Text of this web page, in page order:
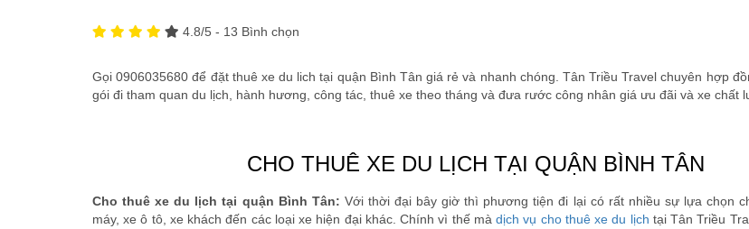
4.8/5 - 13 Bình chọn
Gọi 0906035680 để đặt thuê xe du lich tại quận Bình Tân giá rẻ và nhanh chóng. Tân Triều Travel chuyên hợp
gói đi tham quan du lịch, hành hương, công tác, thuê xe theo tháng và đưa rước công nhân giá ưu đãi và xe chất
CHO THUÊ XE DU LỊCH TẠI QUẬN BÌNH TÂN
Cho thuê xe du lịch tại quận Bình Tân: Với thời đại bây giờ thì phương tiện đi lại có rất nhiều sự lựa chọn
máy, xe ô tô, xe khách đến các loại xe hiện đại khác. Chính vì thế màdịch vụ cho thuê xe du lịch tại Tân Triều